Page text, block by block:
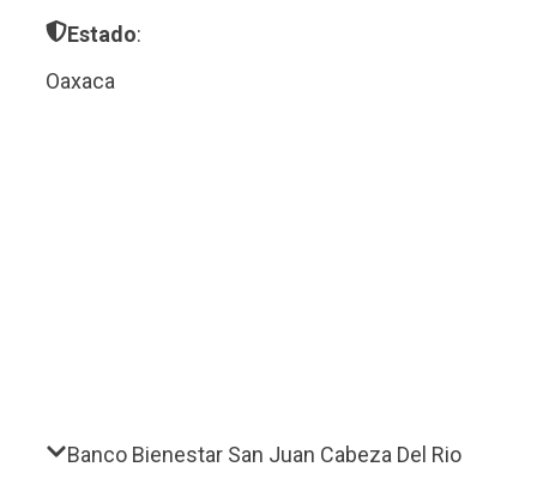
Estado:
Oaxaca
Banco Bienestar San Juan Cabeza Del Rio